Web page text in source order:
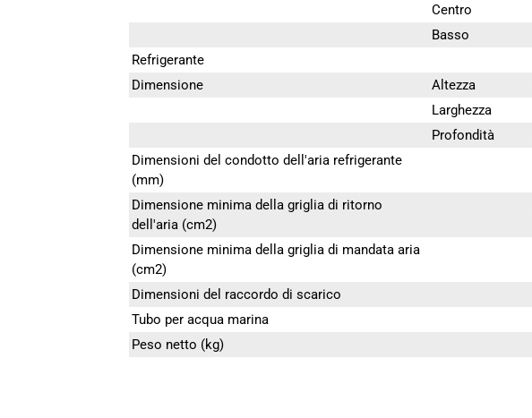
Centro
Basso
Refrigerante
Dimensione
Altezza
Larghezza
Profondità
Dimensioni del condotto dell'aria refrigerante
(mm)
Dimensione minima della griglia di ritorno
dell'aria (cm2)
Dimensione minima della griglia di mandata aria
(cm2)
Dimensioni del raccordo di scarico
Tubo per acqua marina
Peso netto (kg)